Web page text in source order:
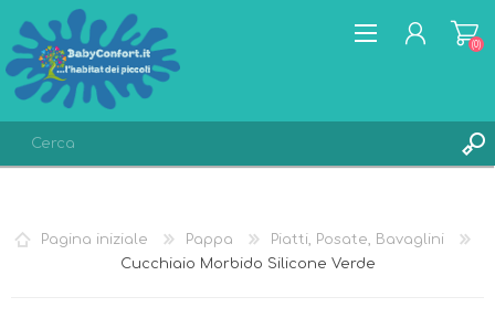
LISTA DEI DESIDERI
(0)
Pagina iniziale Pappa
Piatti, Posate, Bavaglini
Cucchiaio Morbido Silicone Verde